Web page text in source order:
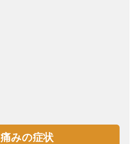
痛みの症状